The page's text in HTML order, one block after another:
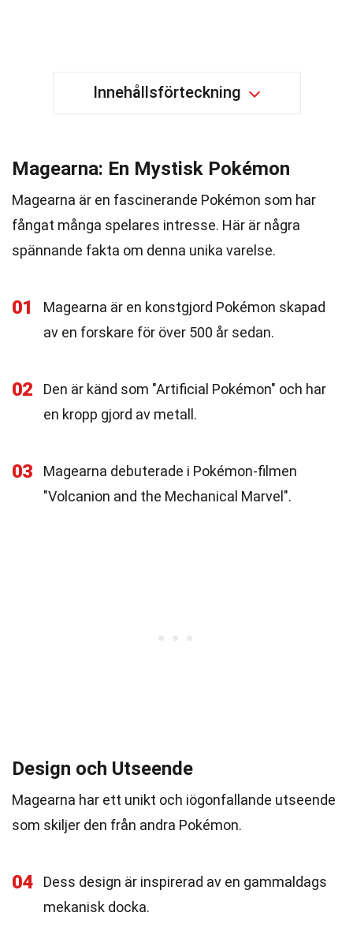
Innehållsförteckning
Magearna: En Mystisk Pokémon
Magearna är en fascinerande Pokémon som har
fångat många spelares intresse. Här är några
spännande fakta om denna unika varelse.
01
Magearna är en konstgjord Pokémon skapad
av en forskare för över 500 år sedan.
02
Den är känd som "Artificial Pokémon" och har
en kropp gjord av metall.
03
Magearna debuterade i Pokémon-filmen
"Volcanion and the Mechanical Marvel".
Design och Utseende
Magearna har ett unikt och iögonfallande utseende
som skiljer den från andra Pokémon.
04
Dess design är inspirerad av en gammaldags
mekanisk docka.